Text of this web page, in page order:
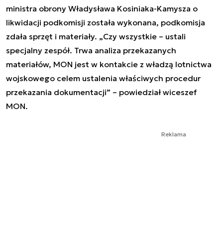
ministra obrony Władysława Kosiniaka-Kamysza o
likwidacji podkomisji została wykonana, podkomisja
zdała sprzęt i materiały. „Czy wszystkie – ustali
specjalny zespół. Trwa analiza przekazanych
materiałów, MON jest w kontakcie z władzą lotnictwa
wojskowego celem ustalenia właściwych procedur
przekazania dokumentacji” – powiedział wiceszef
MON.
Reklama